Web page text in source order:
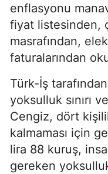
enflasyonu
fiyat listesinden,
masrafından,
faturalarından
Türk-İş
yoksulluk sınırı
Cengiz, dört
kalmaması için
lira 88 kuruş,
gereken yoksulluk